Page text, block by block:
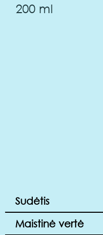
Sudėtis
Maistinė vertė
200 ml